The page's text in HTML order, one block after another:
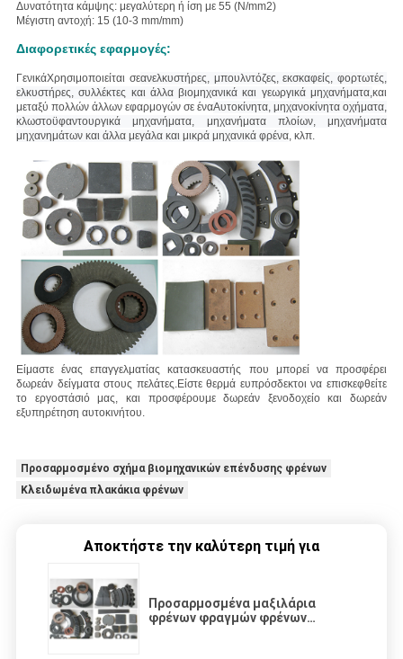
Δυνατότητα κάμψης: μεγαλύτερη ή ίση με 55 (N/mm2)
Μέγιστη αντοχή: 15 (10-3 mm/mm)
Διαφορετικές εφαρμογές:
ΓενικάΧρησιμοποιείται σεανελκυστήρες, μπουλντόζες, εκσκαφείς, φορτωτές,
ελκυστήρες, συλλέκτες και άλλα βιομηχανικά και γεωργικά μηχανήματα,και
μεταξύ πολλών άλλων εφαρμογών σε έναΑυτοκίνητα, μηχανοκίνητα οχήματα,
κλωστοϋφαντουργικά μηχανήματα, μηχανήματα πλοίων, μηχανήματα
μηχανημάτων και άλλα μεγάλα και μικρά μηχανικά φρένα, κλπ.
Είμαστε ένας επαγγελματίας κατασκευαστής που μπορεί να προσφέρει
δωρεάν δείγματα στους πελάτες. Είστε θερμά ευπρόσδεκτοι να επισκεφθείτε
το εργοστάσιό μας, και προσφέρουμε δωρεάν ξενοδοχείο και δωρεάν
εξυπηρέτηση αυτοκινήτου.
Προσαρμοσμένο σχήμα βιομηχανικών επένδυσης φρένων
Κλειδωμένα πλακάκια φρένων
Αποκτήστε την καλύτερη τιμή για
Προσαρμοσμένα μαξιλάρια
φρένων φραγμών φρένων